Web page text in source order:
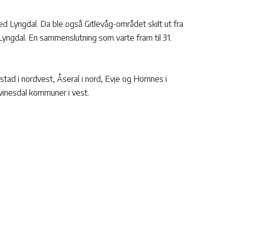
Lyngdal. Da ble også Gitlevåg-området skilt ut fra
En sammenslutning som varte fram til 31.
i nordvest, Åseral i nord, Evje og Hornnes i
kommuner i vest.